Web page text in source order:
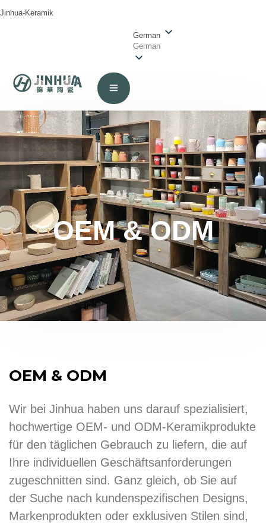
Jinhua-Keramik
German
German
OEM & ODM
OEM & ODM
Wir bei Jinhua haben uns darauf spezialisiert,
hochwertige OEM- und ODM-Keramikprodukte
für den täglichen Gebrauch zu liefern, die auf
Ihre individuellen Geschäftsanforderungen
zugeschnitten sind. Ganz gleich, ob Sie auf
der Suche nach kundenspezifischen Designs,
Markenprodukten oder exklusiven Stilen sind,